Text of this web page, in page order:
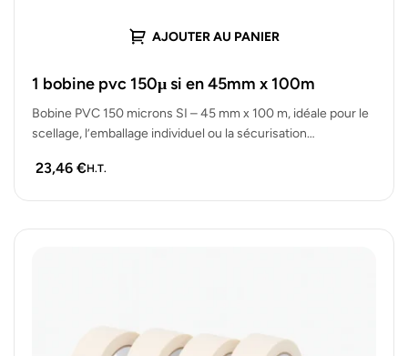
AJOUTER AU PANIER
1 bobine pvc 150μ si en 45mm x 100m
Bobine PVC 150 microns SI – 45 mm x 100 m, idéale pour le
scellage, l’emballage individuel ou la sécurisation…
23,46 €H.T.